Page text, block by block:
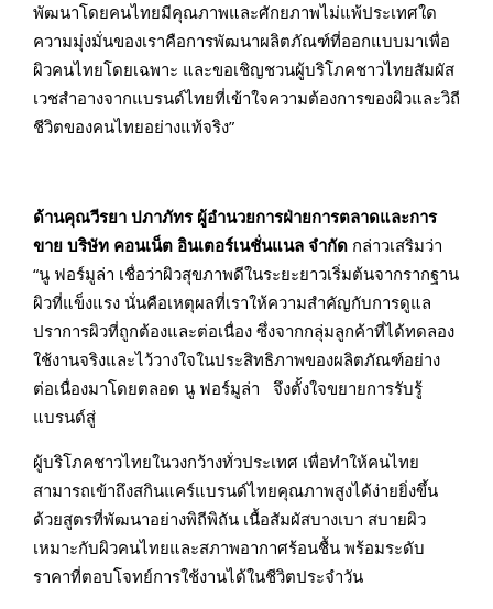
พัฒนาโดยคนไทยมีคุณภาพและศักยภาพไม่แพ้ประเทศใด
ความมุ่งมั่นของเราคือการพัฒนาผลิตภัณฑ์ที่ออกแบบมาเพื่อ
ผิวคนไทยโดยเฉพาะ และขอเชิญชวนผู้บริโภคชาวไทยสัมผัส
เวชสำอางจากแบรนด์ไทยที่เข้าใจความต้องการของผิวและวิถี
ชีวิตของคนไทยอย่างแท้จริง”
ด้านคุณวีรยา ปภาภัทร ผู้อำนวยการฝ่ายการตลาดและการ
ขาย บริษัท คอนเน็ต อินเตอร์เนชั่นแนล จำกัด กล่าวเสริมว่า
“นู ฟอร์มูล่า เชื่อว่าผิวสุขภาพดีในระยะยาวเริ่มต้นจากรากฐาน
ผิวที่แข็งแรง นั่นคือเหตุผลที่เราให้ความสำคัญกับการดูแล
ปราการผิวที่ถูกต้องและต่อเนื่อง ซึ่งจากกลุ่มลูกค้าที่ได้ทดลอง
ใช้งานจริงและไว้วางใจในประสิทธิภาพของผลิตภัณฑ์อย่าง
ต่อเนื่องมาโดยตลอด นู ฟอร์มูล่า จึงตั้งใจขยายการรับรู้
แบรนด์สู่
ผู้บริโภคชาวไทยในวงกว้างทั่วประเทศ เพื่อทำให้คนไทย
สามารถเข้าถึงสกินแคร์แบรนด์ไทยคุณภาพสูงได้ง่ายยิ่งขึ้น
ด้วยสูตรที่พัฒนาอย่างพิถีพิถัน เนื้อสัมผัสบางเบา สบายผิว
เหมาะกับผิวคนไทยและสภาพอากาศร้อนชื้น พร้อมระดับ
ราคาที่ตอบโจทย์การใช้งานได้ในชีวิตประจำวัน